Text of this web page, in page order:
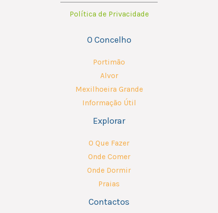
Política de Privacidade
O Concelho
Portimão
Alvor
Mexilhoeira Grande
Informação Útil
Explorar
O Que Fazer
Onde Comer
Onde Dormir
Praias
Contactos